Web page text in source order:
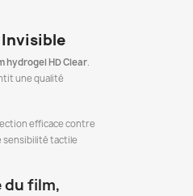
Invisible
hydrogel HD Clear.
une qualité
efficace contre
sensibilité tactile
du film,